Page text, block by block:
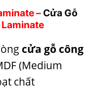
– Cửa Gỗ
cửa gỗ công
(Medium
chất